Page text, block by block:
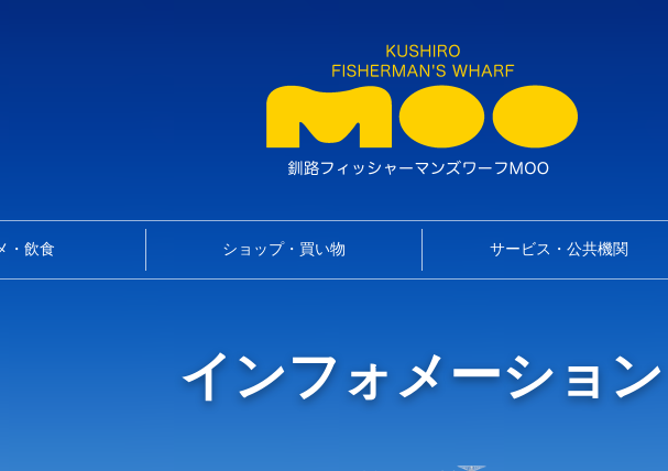
・飲食 ショップ・買い物 サービス・公共機関
インフォメーション